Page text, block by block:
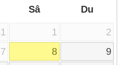
Sâ Du
1
2
7 8
9